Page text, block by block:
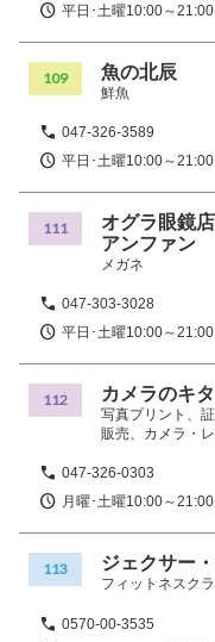
平日･土曜10:00～
109 魚の北辰
鮮魚
047-326-3589
平日･土曜10:00～
111
オグラ眼鏡
アンファン
メガネ
047-303-3028
平日･土曜10:00～
112 カメラのキ
写真プリント、
販売、カメラ・
047-326-0303
月曜･土曜10:00～
113 ジェクサー
フィットネスク
0570-00-3535